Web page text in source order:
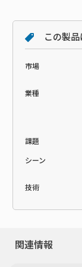
この製
市場
業種
課題
シーン
技術
関連情報